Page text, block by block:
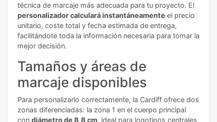
técnica de marcaje más adecuada para tu proyecto. El
personalizador calculará instantáneamente el precio
unitario, coste total y fecha estimada de entrega,
facilitándote toda la información necesaria para tomar la
mejor decisión.
Tamaños y áreas de
marcaje disponibles
Para personalizarlo correctamente, la Cardiff ofrece dos
zonas diferenciadas: la zona 1 en el cuerpo principal
con diámetro de 8,8 cm, ideal para logotipos centrales,